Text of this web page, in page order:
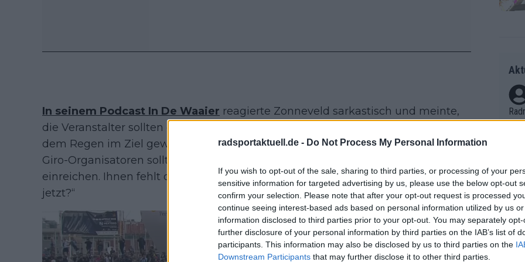
radsportaktuell.de - Do Not Process My Personal Information
If you wish to opt-out of the sale, sharing to third parties, or processing of your
sensitive information for targeted advertising by us, please use the below opt-out
confirm your selection. Please note that after your opt-out request is processed
continue seeing interest-based ads based on personal information utilized by us
information disclosed to third parties prior to your opt-out. You may separately
further disclosure of your personal information by third parties on the IAB’s list of
participants. This information may also be disclosed by us to third parties on the
Downstream Participants that may further disclose it to other third parties.
In seinem Podcast In De Waaier reagierte Zonneveld sarkastisch und meinte,
die Veranstalter sollten die Fahrer verantwortlich machen: „Dann wären sie vor
dem Regen im Ziel gewesen. Dann sind wieder die Fahrer schuld, oder? Die
Giro-Organisatoren sollten mal eine Runde Beschwerden gegen die Fahrer
einreichen. Ihnen fehlt dieses eine Zielfoto eines sprintenden Pelotons. Und
jetzt?“
ss
et.
Auf
V?